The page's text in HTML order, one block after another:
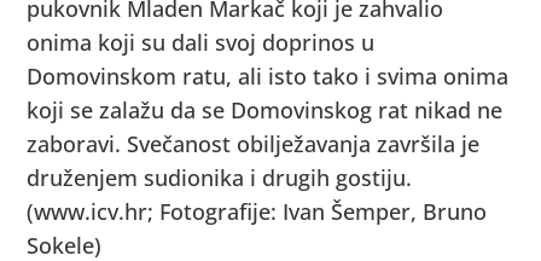
pukovnik Mladen Markač koji je zahvalio
onima koji su dali svoj doprinos u
Domovinskom ratu, ali isto tako i svima onima
koji se zalažu da se Domovinskog rat nikad ne
zaboravi. Svečanost obilježavanja završila je
druženjem sudionika i drugih gostiju.
(www.icv.hr; Fotografije: Ivan Šemper, Bruno
Sokele)